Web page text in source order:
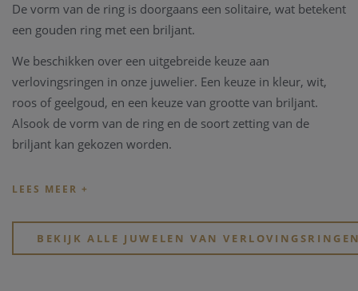
De vorm van de ring is doorgaans een solitaire, wat betekent
een gouden ring met een briljant.
We beschikken over een uitgebreide keuze aan
verlovingsringen in onze juwelier. Een keuze in kleur, wit,
roos of geelgoud, en een keuze van grootte van briljant.
Alsook de vorm van de ring en de soort zetting van de
briljant kan gekozen worden.
atelier Clem Vercammen. Heeft u een type verlovingsring in
op basis van deze ingrediënten een schitterende
verlovingsring op maat maken.
BEKIJK ALLE JUWELEN VAN